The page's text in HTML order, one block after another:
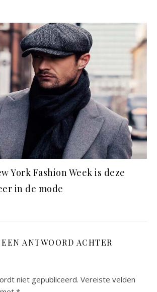
York Fashion Week is deze
in de mode
ANTWOORD ACHTER
niet gepubliceerd. Vereiste velden